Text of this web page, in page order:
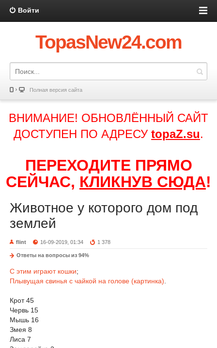
Войти
TopasNew24.com
Полная версия сайта
ВНИМАНИЕ! ОБНОВЛЁННЫЙ САЙТ
ДОСТУПЕН ПО АДРЕСУ topaZ.su.
ПЕРЕХОДИТЕ ПРЯМО
СЕЙЧАС, КЛИКНУВ СЮДА!
Животное у которого дом под
землей
flint 16-09-2019, 01:34 1 378
Ответы на вопросы из 94%
С этим играют кошки;
Плывущая свинья с чайкой на голове (картинка)
Крот 45
Червь 15
Мышь 16
Змея 8
Лиса 7